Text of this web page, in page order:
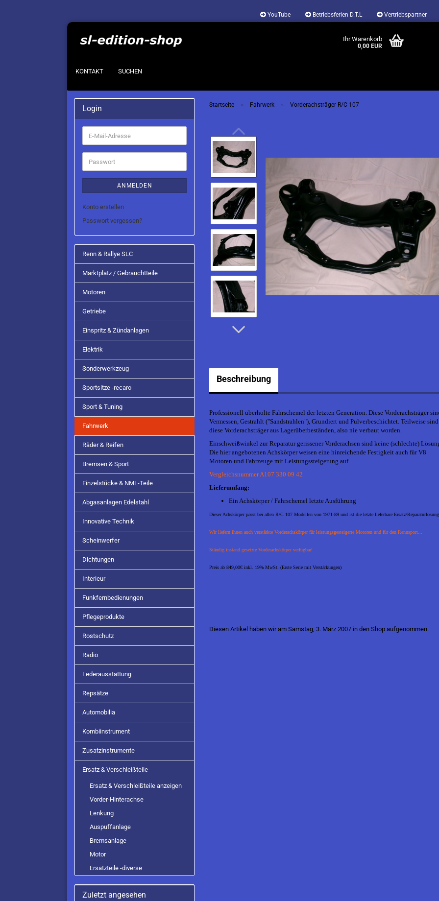
YouTube Betriebsferien D.T.L Vertriebspartner
Ihr Warenkorb
0,00 EUR
KONTAKT SUCHEN
Startseite » Fahrwerk » Vorderachsträger R/C 107
Beschreibung
Professionell überholte Fahrschemel der letzten Generation. Diese Vorderachsträger
Vermessen, Gestrahlt ("Sandstrahlen"), Grundiert und Pulverbeschichtet. Teilweise sind
diese Vorderachsträger aus Lagerüberbeständen, also nie verbaut worden.
Einschweißwinkel zur Reparatur gerissener Vorderachsen sind keine (schlechte)
Die hier angebotenen Achskörper weisen eine hinreichende Festigkeit auch für V8
Motoren und Fahrzeuge mit Leistungssteigerung auf.
Vergleichsnummer A107 330 09 42
Lieferumfang:
Ein Achskörper / Fahrschemel letzte Ausführung
Dieser Achskörper passt bei allen R/C 107 Modellen von 1971-89 und ist die letzte lieferbare Ersatz/
Wir liefern ihnen auch verstärkte Vorderachskörper für leistungsgesteigerte Motoren und für den Rennsport...
Ständig instand gesetzte Vorderachskörper verfügbar!
Preis ab 849,00€ inkl. 19% MwSt. (Erste Serie mit Verstärkungen)
Diesen Artikel haben wir am Samstag, 3. März 2007 in den Shop aufgenommen.
Login
E-
Mail-
Adresse
Passwort
ANMELDEN
Konto erstellen
Passwort vergessen?
Renn & Rallye SLC
Marktplatz / Gebrauchtteile
Motoren
Getriebe
Einspritz & Zündanlagen
Elektrik
Sonderwerkzeug
Sportsitze -recaro
Sport & Tuning
Fahrwerk
Räder & Reifen
Bremsen & Sport
Einzelstücke & NML-Teile
Abgasanlagen Edelstahl
Innovative Technik
Scheinwerfer
Dichtungen
Interieur
Funkfernbedienungen
Pflegeprodukte
Rostschutz
Radio
Lederausstattung
Repsätze
Automobilia
Kombiinstrument
Zusatzinstrumente
Ersatz & Verschleißteile
Ersatz & Verschleißteile anzeigen
Vorder-Hinterachse
Lenkung
Auspuffanlage
Bremsanlage
Motor
Ersatzteile -diverse
Zuletzt angesehen